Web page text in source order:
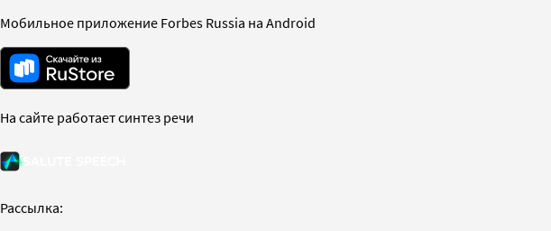
Мобильное приложение Forbes Russia на Android
На сайте работает синтез речи
Рассылка: